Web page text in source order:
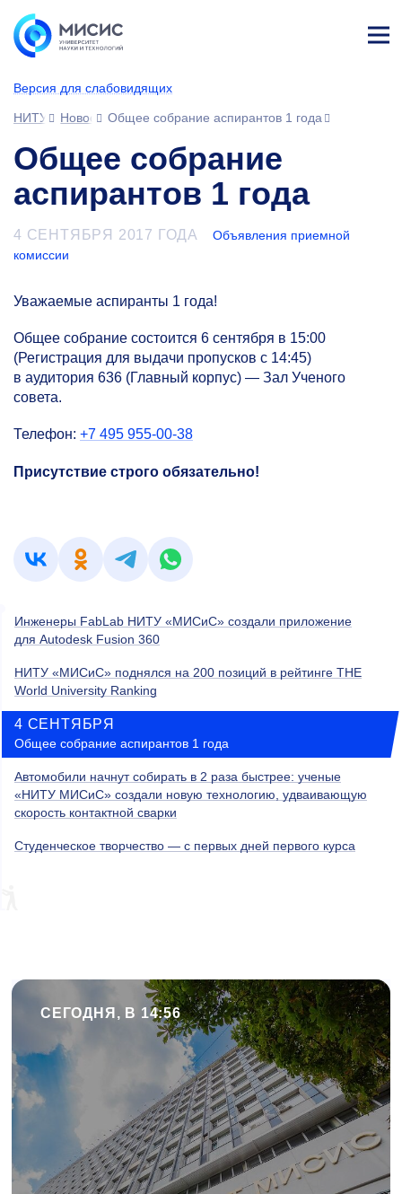
Версия для слабовидящих
ине
НИТУ МИСИС
НовостиОбщее собрание аспирантов 1 года
Общее собрание
аспирантов 1 года
4 СЕНТЯБРЯ 2017 ГОДА
Объявления приемной
комиссии
Уважаемые аспиранты 1 года!
Общее собрание состоится 6 сентября в 15:00
(Регистрация для выдачи пропусков с 14:45)
в аудитория 636 (Главный корпус) — Зал Ученого
совета.
Телефон: +7 495 955-00-38
Присутствие строго обязательно!
Инженеры FabLab НИТУ «МИСиС» создали приложение
для Autodesk Fusion 360
НИТУ «МИСиС» поднялся на 200 позиций в рейтинге THE
World University Ranking
4 СЕНТЯБРЯ
Общее собрание аспирантов 1 года
Автомобили начнут собирать в 2 раза быстрее: ученые
«НИТУ МИСиС» создали новую технологию, удваивающую
скорость контактной сварки
Студенческое творчество — с первых дней первого курса
СЕГОДНЯ, В 14:56